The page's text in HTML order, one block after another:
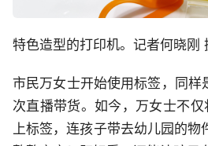
特色造型的打印机。记者何晓刚
市民万女士开始使用标签，同样
次直播带货。如今，万女士不
上标签，连孩子带去幼儿园的物